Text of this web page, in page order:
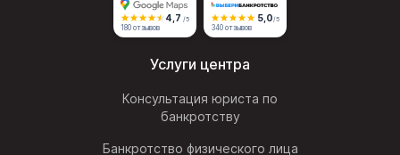
4,7 /5
180 отзывов
5,0/5
340 отзывов
Услуги центра
Консультация юриста по
банкротству
Банкротство физического лица